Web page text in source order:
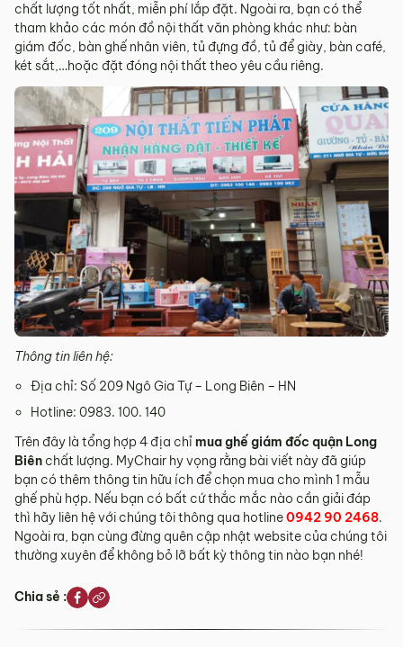
chất lượng tốt nhất, miễn phí lắp đặt. Ngoài ra, bạn có thể
tham khảo các món đồ nội thất văn phòng khác như: bàn
giám đốc, bàn ghế nhân viên, tủ đựng đồ, tủ để giày, bàn café,
két sắt,…hoặc đặt đóng nội thất theo yêu cầu riêng.
Thông tin liên hệ:
Địa chỉ: Số 209 Ngô Gia Tự – Long Biên – HN
Hotline: 0983. 100. 140
Trên đây là tổng hợp 4 địa chỉmua ghế giám đốc quận Long
Biên chất lượng. MyChair hy vọng rằng bài viết này đã giúp
bạn có thêm thông tin hữu ích để chọn mua cho mình 1 mẫu
ghế phù hợp. Nếu bạn có bất cứ thắc mắc nào cần giải đáp
thì hãy liên hệ với chúng tôi thông qua hotline0942 90 2468.
Ngoài ra, bạn cùng đừng quên cập nhật website của chúng tôi
thường xuyên để không bỏ lỡ bất kỳ thông tin nào bạn nhé!
Chia sẻ :